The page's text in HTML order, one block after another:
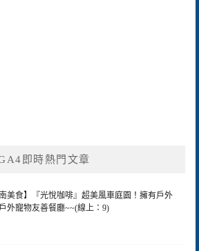
即時熱門文章
南美食】『光悅咖啡』超美風車庭園！擁有戶外
外寵物友善餐廳~~(線上：9)